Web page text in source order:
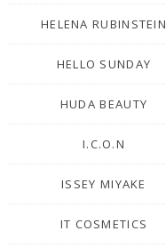
HELENA RUBINSTEIN
HELLO SUNDAY
HUDA BEAUTY
I.C.O.N
ISSEY MIYAKE
IT COSMETICS